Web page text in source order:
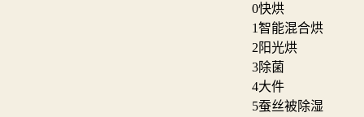
0快烘
1智能混合烘
2 阳光烘
3除菌
4大件
5蚕丝被除湿